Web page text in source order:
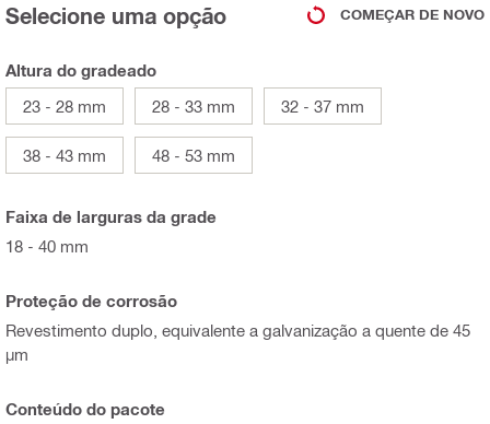
Selecione uma opção COMEÇAR DE NOVO
Altura do gradeado
23 - 28 mm
28 - 33 mm 32 - 37 mm
38 - 43 mm 48 - 53 mm
Faixa de larguras da grade
18 - 40 mm
Proteção de corrosão
Revestimento duplo, equivalente a galvanização a quente de 45
µm
Conteúdo do pacote